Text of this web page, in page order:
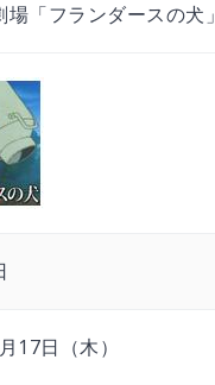
「フランダースの犬」
17日（木）